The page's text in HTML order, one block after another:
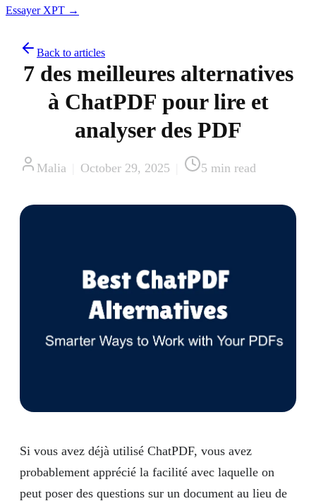
Essayer XPT →
Back to articles
7 des meilleures alternatives
à ChatPDF pour lire et
analyser des PDF
Malia October 29, 2025 5 min read
Si vous avez déjà utilisé ChatPDF, vous avez
probablement apprécié la facilité avec laquelle on
peut poser des questions sur un document au lieu de